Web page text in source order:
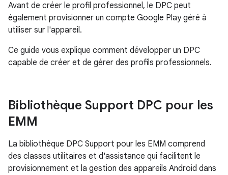
Avant de créer le profil professionnel, le DPC peut
également provisionner un compte Google Play géré à
utiliser sur l'appareil.
Ce guide vous explique comment développer un DPC
capable de créer et de gérer des profils professionnels.
Bibliothèque Support DPC pour les
EMM
La bibliothèque DPC Support pour les EMM comprend
des classes utilitaires et d'assistance qui facilitent le
provisionnement et la gestion des appareils Android dans